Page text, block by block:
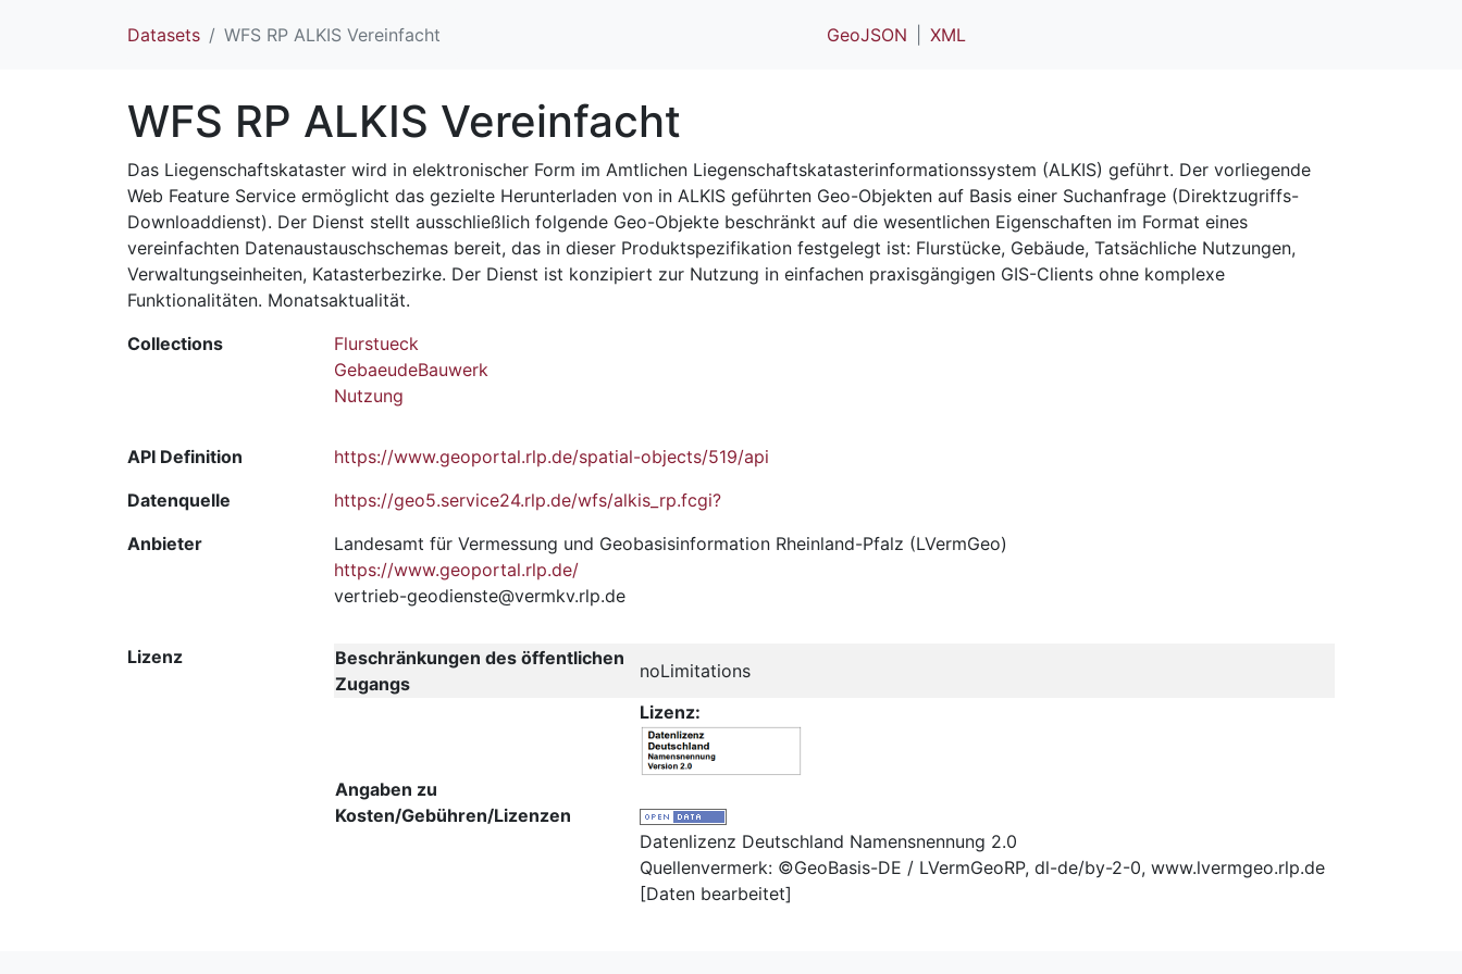
Datasets WFS RP ALKIS Vereinfacht GeoJSON XML
WFS RP ALKIS Vereinfacht
Das Liegenschaftskataster wird in elektronischer Form im Amtlichen Liegenschaftskatasterinformationssystem (ALKIS) geführt. Der vorliegende
Web Feature Service ermöglicht das gezielte Herunterladen von in ALKIS geführten Geo-Objekten auf Basis einer Suchanfrage (Direktzugriffs-
Downloaddienst). Der Dienst stellt ausschließlich folgende Geo-Objekte beschränkt auf die wesentlichen Eigenschaften im Format eines
vereinfachten Datenaustauschschemas bereit, das in dieser Produktspezifikation festgelegt ist: Flurstücke, Gebäude, Tatsächliche Nutzungen,
Verwaltungseinheiten, Katasterbezirke. Der Dienst ist konzipiert zur Nutzung in einfachen praxisgängigen GIS-Clients ohne komplexe
Funktionalitäten. Monatsaktualität.
Collections
Flurstueck
GebaeudeBauwerk
Nutzung
API Definition
https://www.geoportal.rlp.de/spatial-objects/519/api
Datenquelle
https://geo5.service24.rlp.de/wfs/alkis_rp.fcgi?
Anbieter
Landesamt für Vermessung und Geobasisinformation Rheinland-Pfalz (LVermGeo)
https://www.geoportal.rlp.de/
vertrieb-geodienste@vermkv.rlp.de
Lizenz
Beschränkungen des öffentlichen
Zugangs
noLimitations
Angaben zu
Kosten/Gebühren/Lizenzen
Lizenz:
Datenlizenz Deutschland Namensnennung 2.0
Quellenvermerk: ©GeoBasis-DE / LVermGeoRP, dl-de/by-2-0, www.lvermgeo.rlp.de
[Daten bearbeitet]